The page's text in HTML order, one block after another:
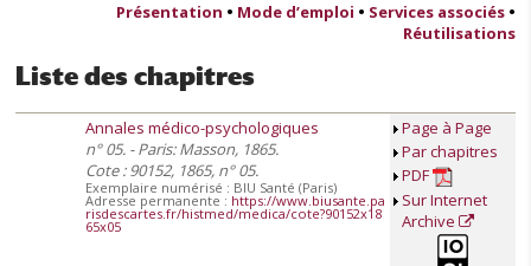
Présentation • Mode d’emploi • Services associés •
Réutilisations
Liste des chapitres
Annales médico-psychologiques
n° 05. - Paris: Masson, 1865.
Cote : 90152, 1865, n° 05.
Exemplaire numérisé : BIU Santé (Paris)
Adresse permanente : https://www.biusante.pa
risdescartes.fr/histmed/medica/cote?90152x18
65x05
Page à Page
Par chapitres
PDF
Sur Internet
Archive